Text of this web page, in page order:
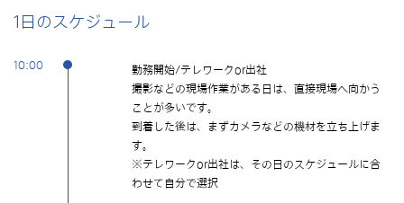
1日のスケジュール
10:00
勤務開始/テレワークor出社
撮影などの現場作業がある日は、直接現場へ向かう
ことが多いです。
到着した後は、まずカメラなどの機材を立ち上げま
す。
※テレワークor出社は、その日のスケジュールに合
わせて自分で選択